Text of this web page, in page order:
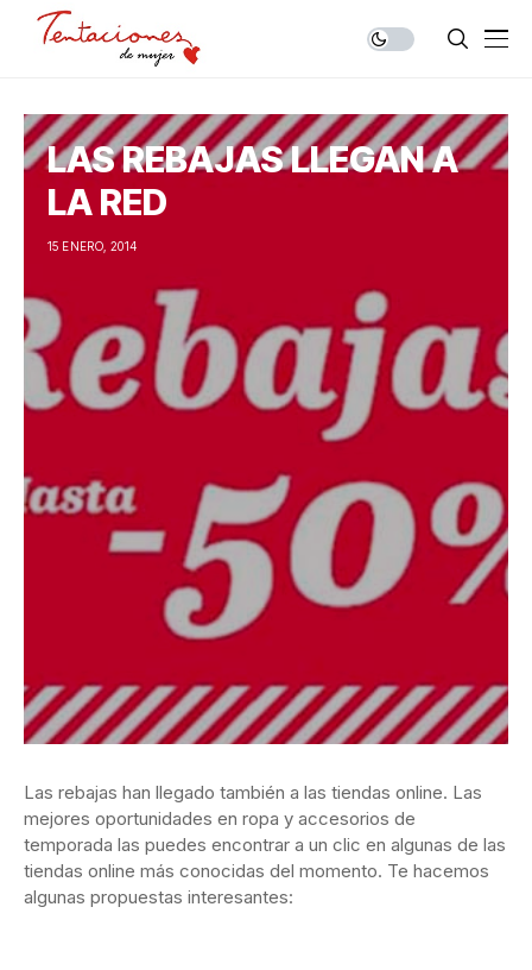
LAS REBAJAS LLEGAN A
LA RED
15 ENERO, 2014
Las rebajas han llegado también a las tiendas online. Las
mejores oportunidades en ropa y accesorios de
temporada las puedes encontrar a un clic en algunas de las
tiendas online más conocidas del momento. Te hacemos
algunas propuestas interesantes: